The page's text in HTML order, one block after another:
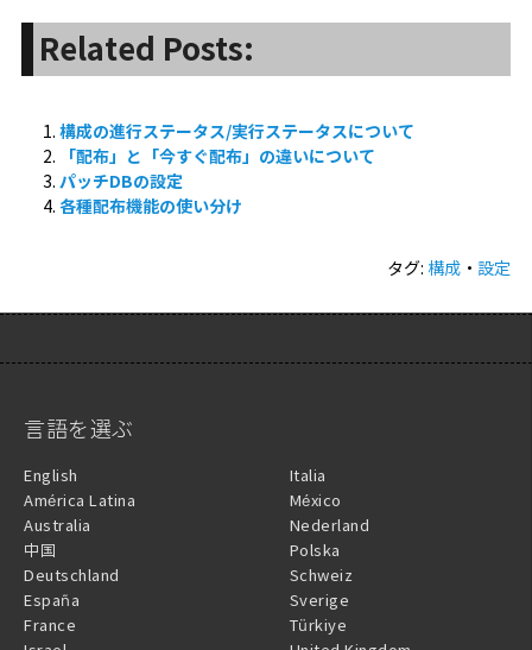
Related Posts:
構成の進行ステータス/実行ステータスについて
「配布」と「今すぐ配布」の違いについて
パッチDBの設定
各種配布機能の使い分け
タグ:構成 ・ 設定
言語を選ぶ
English
América Latina
Australia
中国
Deutschland
España
France
Italia
México
Nederland
Polska
Schweiz
Sverige
Türkiye